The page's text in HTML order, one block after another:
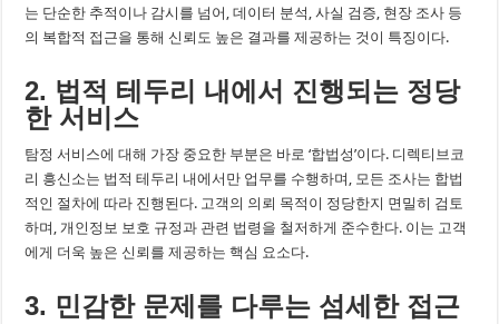
는 단순한 추적이나 감시를 넘어, 데이터 분석, 사실 검증, 현장 조사 등
의 복합적 접근을 통해 신뢰도 높은 결과를 제공하는 것이 특징이다.
2. 법적 테두리 내에서 진행되는 정당
한 서비스
탐정 서비스에 대해 가장 중요한 부분은 바로 ‘합법성’이다. 디렉티브코
리 흥신소는 법적 테두리 내에서만 업무를 수행하며, 모든 조사는 합법
적인 절차에 따라 진행된다. 고객의 의뢰 목적이 정당한지 면밀히 검토
하며, 개인정보 보호 규정과 관련 법령을 철저하게 준수한다. 이는 고객
에게 더욱 높은 신뢰를 제공하는 핵심 요소다.
3. 민감한 문제를 다루는 섬세한 접근